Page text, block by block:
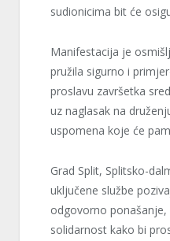
sudionicima bit će
Manifestacija je
pružila sigurno i
proslavu završetka
uz naglasak na
uspomena koje će
Grad Split, Splitsko-
uključene službe
odgovorno
solidarnost kako bi